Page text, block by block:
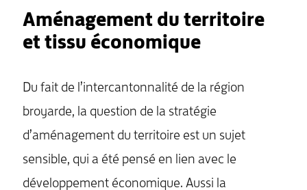
Aménagement du territoire
et tissu économique
Du fait de l’intercantonnalité de la région
broyarde, la question de la stratégie
d’aménagement du territoire est un sujet
sensible, qui a été pensé en lien avec le
développement économique. Aussi la